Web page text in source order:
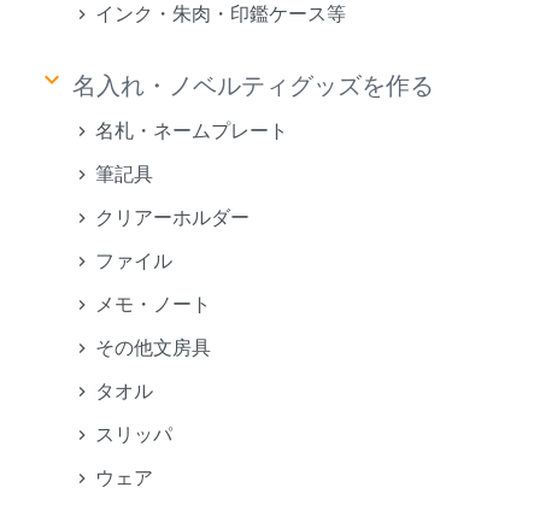
インク・朱肉・印鑑ケース等
keyboard_arrow_down 名入れ・ノベルティグッズを作る
名札・ネームプレート
筆記具
クリアーホルダー
ファイル
メモ・ノート
その他文房具
タオル
スリッパ
ウェア